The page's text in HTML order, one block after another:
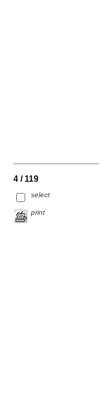
4 / 119
select
print